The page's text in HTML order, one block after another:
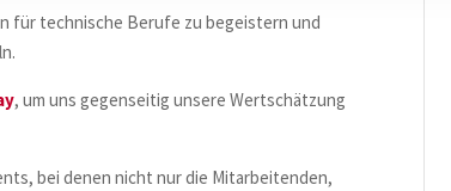
für technische Berufe zu begeistern und
, um uns gegenseitig unsere Wertschätzung
bei denen nicht nur die Mitarbeitenden,